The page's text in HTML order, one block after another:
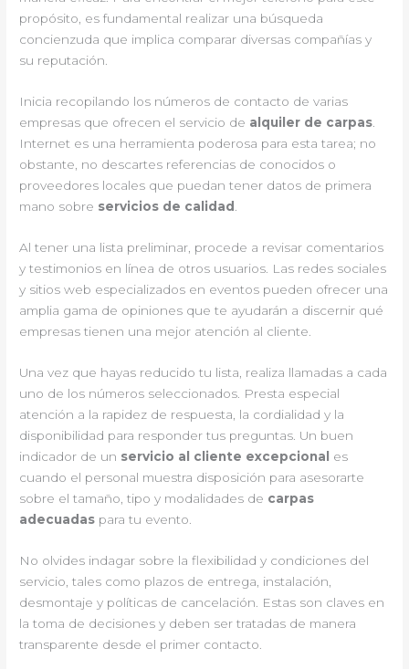
propósito, es fundamental realizar una búsqueda
concienzuda que implica comparar diversas compañías y
su reputación.
Inicia recopilando los números de contacto de varias
empresas que ofrecen el servicio de alquiler de carpas
Internet es una herramienta poderosa para esta tarea; no
obstante, no descartes referencias de conocidos o
proveedores locales que puedan tener datos de primera
mano sobre servicios de calidad
Al tener una lista preliminar, procede a revisar comentarios
y testimonios en línea de otros usuarios. Las redes sociales
y sitios web especializados en eventos pueden ofrecer una
amplia gama de opiniones que te ayudarán a discernir qué
empresas tienen una mejor atención al cliente.
Una vez que hayas reducido tu lista, realiza llamadas a cada
uno de los números seleccionados. Presta especial
atención a la rapidez de respuesta, la cordialidad y la
disponibilidad para responder tus preguntas. Un buen
indicador de un servicio al cliente excepcional
es
cuando el personal muestra disposición para asesorarte
sobre el tamaño, tipo y modalidades de carpas
adecuadas para tu evento.
No olvides indagar sobre la flexibilidad y condiciones del
servicio, tales como plazos de entrega, instalación,
desmontaje y políticas de cancelación. Estas son claves en
la toma de decisiones y deben ser tratadas de manera
transparente desde el primer contacto.